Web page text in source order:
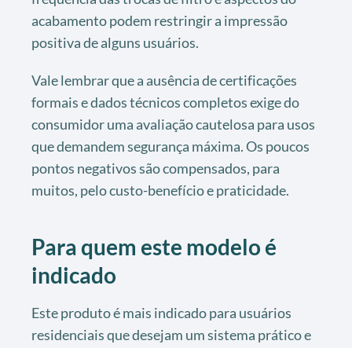
acabamento podem restringir a impressão
positiva de alguns usuários.
Vale lembrar que a ausência de certificações
formais e dados técnicos completos exige do
consumidor uma avaliação cautelosa para usos
que demandem segurança máxima. Os poucos
pontos negativos são compensados, para
muitos, pelo custo-benefício e praticidade.
Para quem este modelo é
indicado
Este produto é mais indicado para usuários
residenciais que desejam um sistema prático e